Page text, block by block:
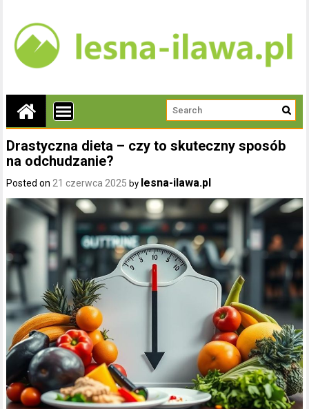
Drastyczna dieta – czy to skuteczny sposób
na odchudzanie?
Posted on 21 czerwca 2025 by lesna-ilawa.pl